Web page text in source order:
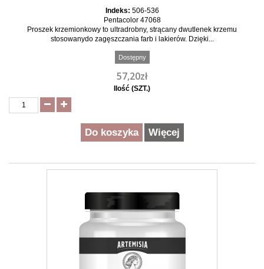
Indeks: 506-536
Pentacolor 47068
Proszek krzemionkowy to ultradrobny, strącany dwutlenek krzemu
stosowanydo zagęszczania farb i lakierów. Dzięki...
Dostępny
57,20zł
Ilość (SZT.)
Do koszyka Więcej